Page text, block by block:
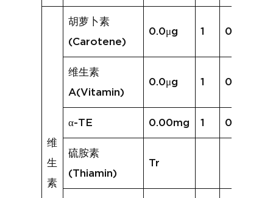
维
生
素
胡萝卜素
(Carotene)
0.0μg 1 0.0μg
维生素
A(Vitamin)
0.0μg 1 0.0μg
α-TE 0.00mg 1 0.00mg
硫胺素
(Thiamin)
Tr